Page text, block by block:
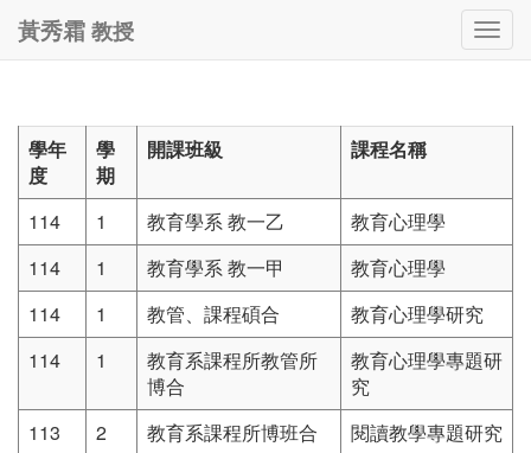
黃秀霜 教授
學年
度
學
期
開課班級 課程名稱
114 1 教育學系 教一乙
教育心理學
114
1 教育學系 教一甲
教育心理學
114
1 教管、課程碩合
教育心理學研究
114
1
教育系課程所教管所
博合
教育心理學專題研
究
113
2 教育系課程所博班合
閱讀教學專題研究